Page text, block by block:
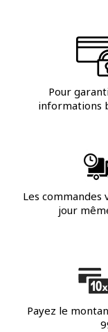
Pour
informations
Les commandes
jour
Payez le